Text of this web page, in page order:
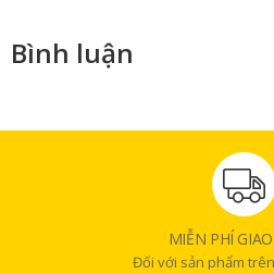
Bình luận
MIỄN PHÍ
Đối với sản phẩm